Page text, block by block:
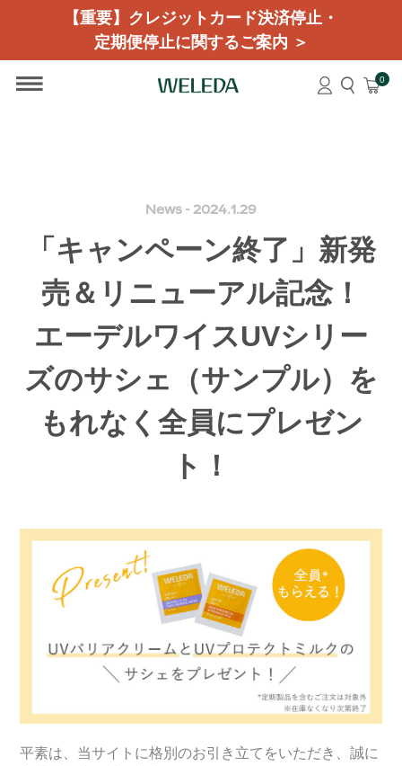
【重要】クレジットカード決済停止・
定期便停止に関するご案内 ＞
0
News - 2024.1.29
「キャンペーン終了」新発
売＆リニューアル記念！
エーデルワイスUVシリー
ズのサシェ（サンプル）を
もれなく全員にプレゼン
ト！
平素は、当サイトに格別のお引き立てをいただき、誠に